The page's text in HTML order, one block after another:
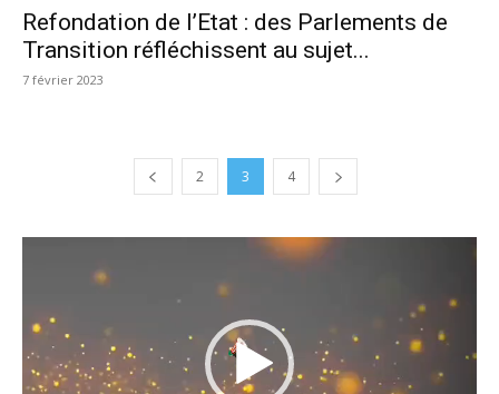
Refondation de l’Etat : des Parlements de
Transition réfléchissent au sujet...
7 février 2023
2 3 4